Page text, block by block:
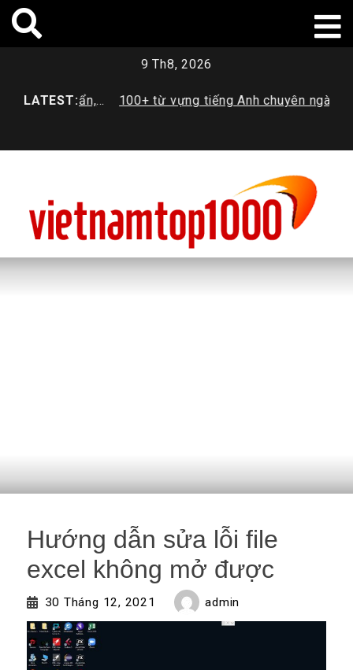
Skip
9 Th8, 2026
LATEST:
chuẩn,
100+ từ vựng tiếng Anh chuyên ngành
Hướng dẫn sửa lỗi file
excel không mở được
30 Tháng 12, 2021 admin